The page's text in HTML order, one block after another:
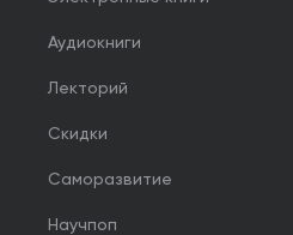
Аудиокниги
Лекторий
Скидки
Саморазвитие
Научпоп